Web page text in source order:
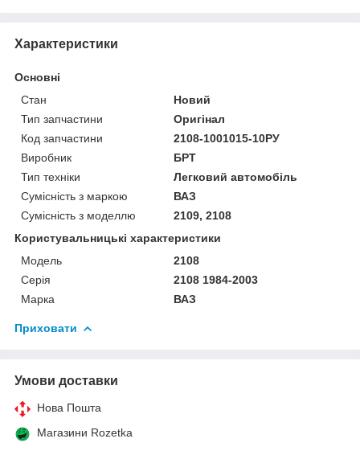
Характеристики
Основні
Стан
Новий
Тип запчастини
Оригінал
Код запчастини
2108-1001015-10РУ
Виробник
БРТ
Тип техніки
Легковий автомобіль
Сумісність з маркою
ВАЗ
Сумісність з моделлю
2109, 2108
Користувальницькі характеристики
Модель
2108
Серія
2108 1984-2003
Марка
ВАЗ
Приховати
Умови доставки
Нова Пошта
Магазини Rozetka